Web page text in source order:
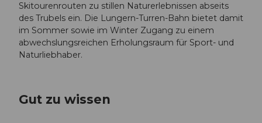
Skitourenrouten zu stillen Naturerlebnissen abseits
des Trubels ein. Die Lungern-Turren-Bahn bietet damit
im Sommer sowie im Winter Zugang zu einem
abwechslungsreichen Erholungsraum für Sport- und
Naturliebhaber.
Gut zu wissen